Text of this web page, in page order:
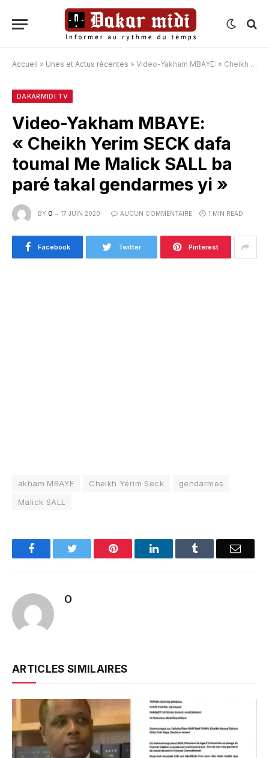
Accueil » Unes et Actus récentes » Video-Yakham MBAYE: « Cheikh Yerim SECK dafa toumal Me Malick SALL ba paré takal gendarmes yi »
DAKARMIDI TV
Video-Yakham MBAYE:
« Cheikh Yerim SECK dafa
toumal Me Malick SALL ba
paré takal gendarmes yi »
BY O 17 JUIN 2020 AUCUN COMMENTAIRE 1 MIN READ
Facebook Twitter Pinterest
akham MBAYE Cheikh Yérim Seck
gendarmes
Malick SALL
FacebookTwitter Pinterest LinkedInTumblr Email
O
ARTICLES SIMILAIRES